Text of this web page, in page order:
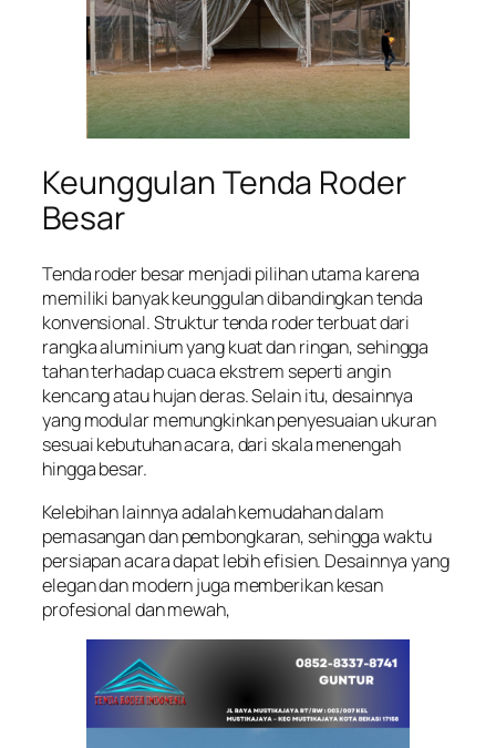
Keunggulan Tenda Roder
Besar
Tenda roder besar menjadi pilihan utama karena
memiliki banyak keunggulan dibandingkan tenda
konvensional. Struktur tenda roder terbuat dari
rangka aluminium yang kuat dan ringan, sehingga
tahan terhadap cuaca ekstrem seperti angin
kencang atau hujan deras. Selain itu, desainnya
yang modular memungkinkan penyesuaian ukuran
sesuai kebutuhan acara, dari skala menengah
hingga besar.
Kelebihan lainnya adalah kemudahan dalam
pemasangan dan pembongkaran, sehingga waktu
persiapan acara dapat lebih efisien. Desainnya yang
elegan dan modern juga memberikan kesan
profesional dan mewah,